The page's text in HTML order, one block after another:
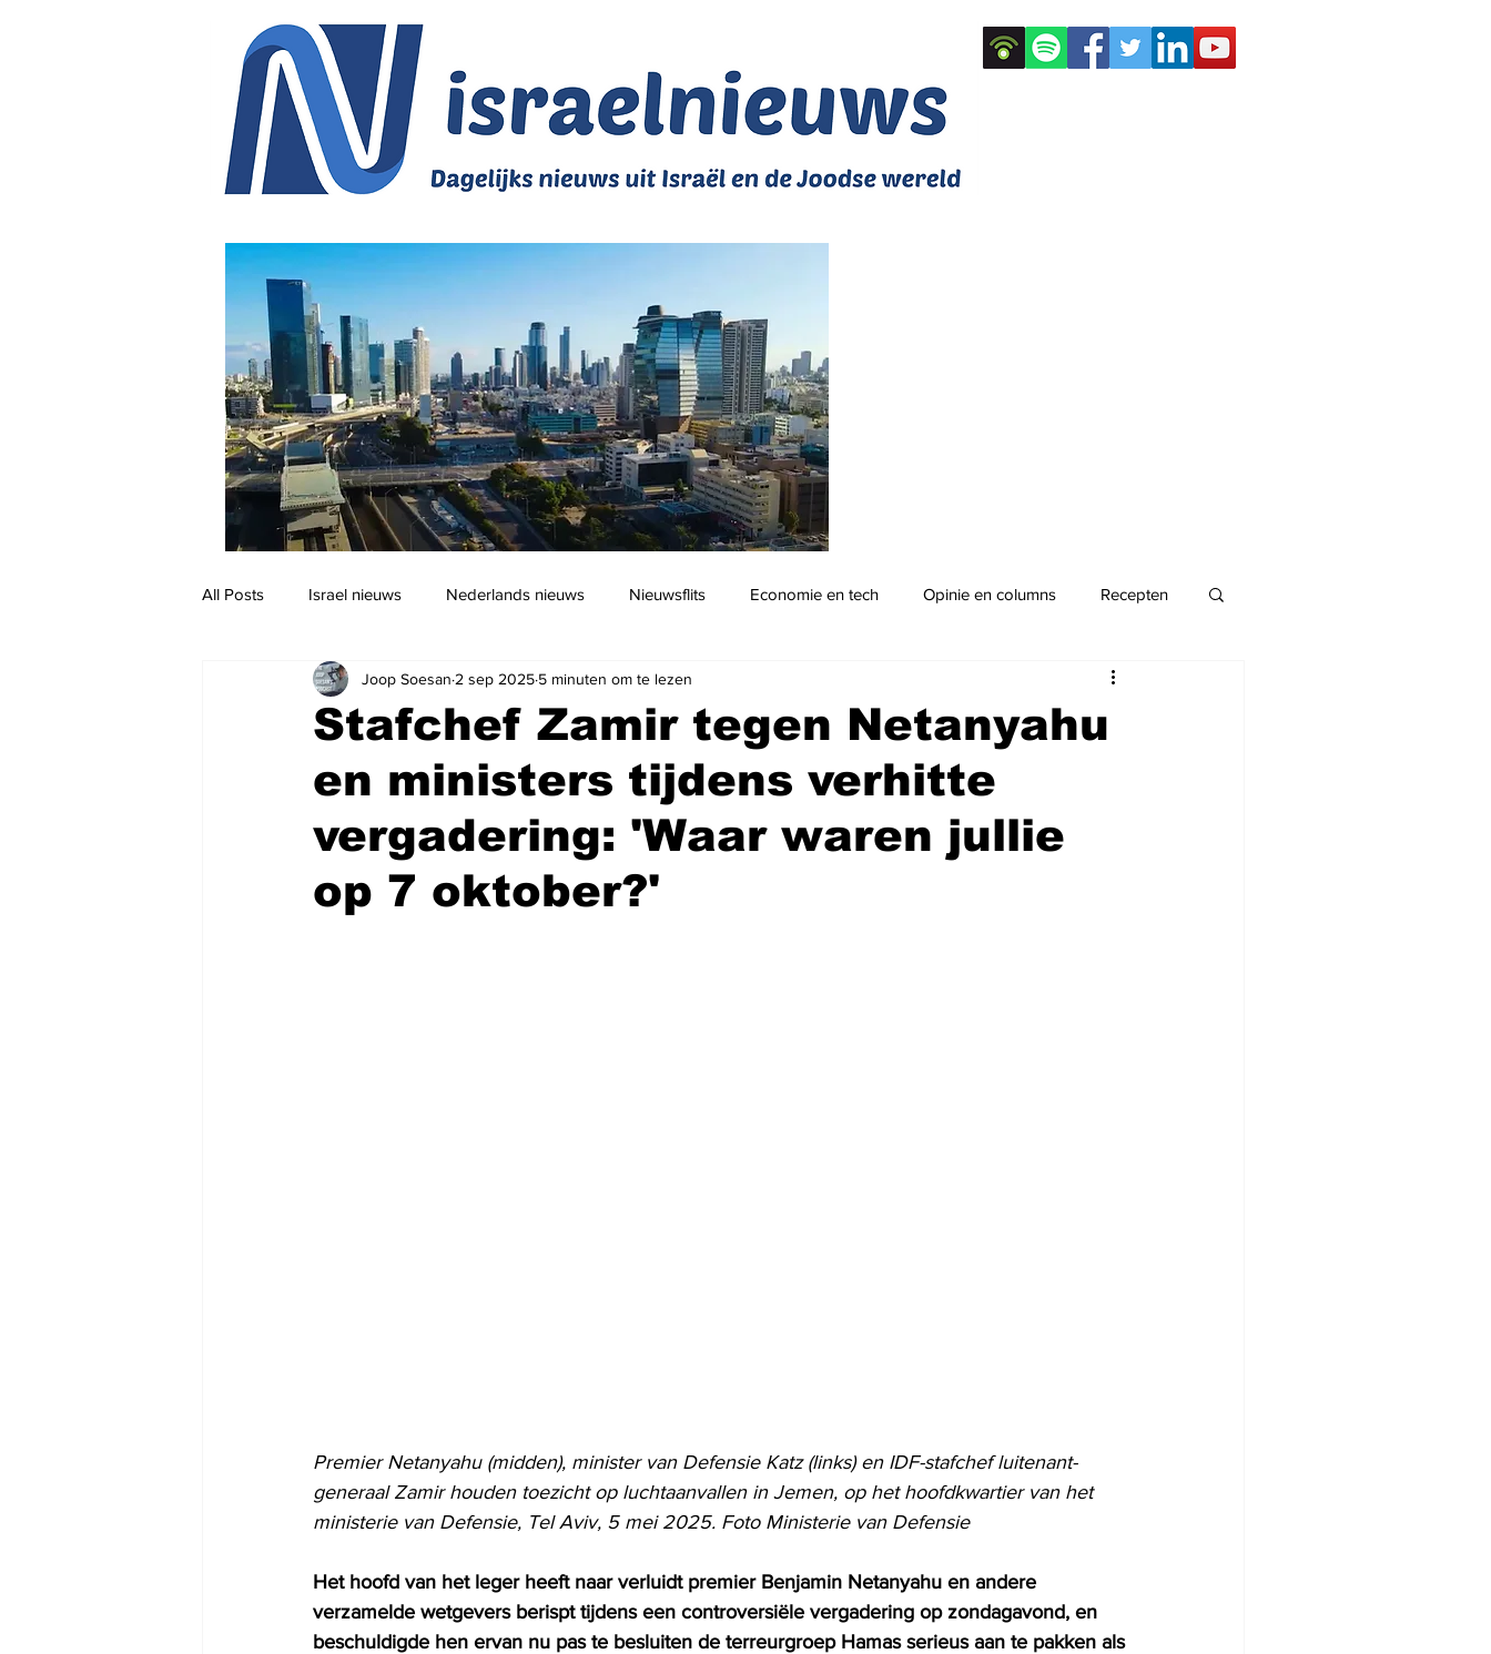
All Posts Israel nieuws Nederlands nieuws Nieuwsflits Economie en tech Opinie en columns Recepten
Jodendom en cultuur Podcast
Stafchef Zamir tegen Netanyahu
en ministers tijdens verhitte
vergadering: 'Waar waren jullie
op 7 oktober?'
Joop Soesan 2 sep 2025 5 minuten om te lezen
Premier Netanyahu (midden), minister van Defensie Katz (links) en IDF-stafchef luitenant-
generaal Zamir houden toezicht op luchtaanvallen in Jemen, op het hoofdkwartier van het
ministerie van Defensie, Tel Aviv, 5 mei 2025. Foto Ministerie van Defensie
Het hoofd van het leger heeft naar verluidt premier Benjamin Netanyahu en andere
verzamelde wetgevers berispt tijdens een controversiële vergadering op zondagavond, en
beschuldigde hen ervan nu pas te besluiten de terreurgroep Hamas serieus aan te pakken als